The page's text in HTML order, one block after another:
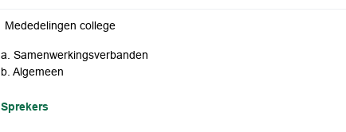
Mededelingen college
a. Samenwerkingsverbanden
b. Algemeen
Sprekers